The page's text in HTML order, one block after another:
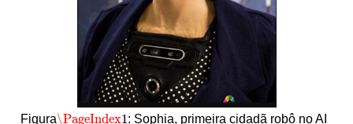
Figura\PageIndex1
\PageIndex1: Sophia, primeira cidadã robô no AI